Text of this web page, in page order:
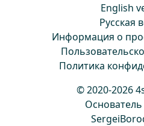
English
Русская
Информация о
Политика
© 2020-2026
Основатель